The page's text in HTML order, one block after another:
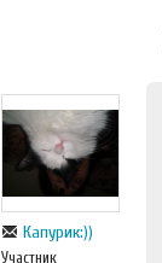
Капурик:))
Участник